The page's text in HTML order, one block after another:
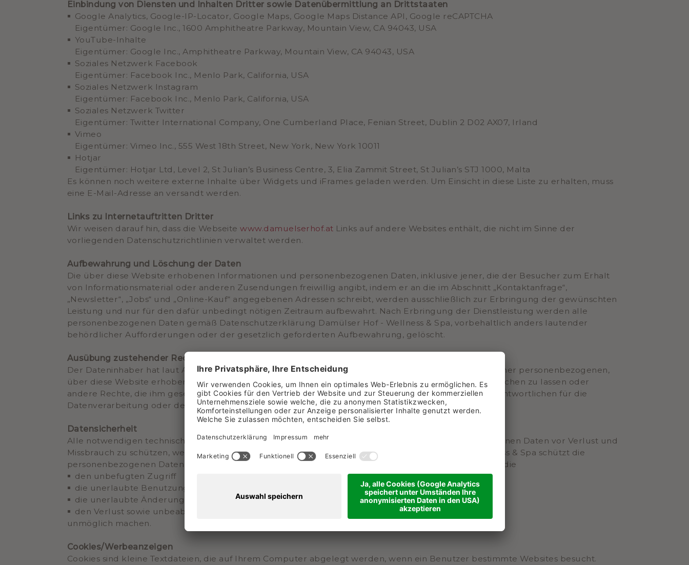
Einbindung von Diensten und Inhalten Dritter sowie Datenübermittlung an Drittstaaten
Google Analytics, Google-IP-Locator, Google Maps, Google Maps Distance API, Google reCAPTCHA
Eigentümer: Google Inc., 1600 Amphitheatre Parkway, Mountain View, CA 94043, USA
YouTube-Inhalte
Eigentümer: Google Inc., Amphitheatre Parkway, Mountain View, CA 94043, USA
Soziales Netzwerk Facebook
Eigentümer: Facebook Inc., Menlo Park, California, USA
Soziales Netzwerk Instagram
Eigentümer: Facebook Inc., Menlo Park, California, USA
Soziales Netzwerk Twitter
Eigentümer: Twitter International Company, One Cumberland Place, Fenian Street, Dublin 2 D02 AX07, Irland
Vimeo
Eigentümer: Vimeo Inc., 555 West 18th Street, New York, New York 10011
Hotjar
Eigentümer: Hotjar Ltd, Level 2, St Julian’s Business Centre, 3, Elia Zammit Street, St Julian’s STJ 1000, Malta
Es können noch weitere externe Inhalte über Widgets und iFrames geladen werden. Um Einsicht in diese Liste zu erhalten, muss
eine E-Mail-Adresse an versandt werden.
Links zu Internetauftritten Dritter
Wir weisen darauf hin, dass die Webseitewww.damuelserhof.at Links auf andere Websites enthält, die nicht im Sinne der
vorliegenden Datenschutzrichtlinien verwaltet werden.
Aufbewahrung und Löschung der Daten
Die über diese Website erhobenen Informationen und personenbezogenen Daten, inklusive jener, die der Besucher zum Erhalt
von Informationsmaterial oder anderen Zusendungen freiwillig angibt, indem er an die im Abschnitt „Kontaktanfrage“,
„Newsletter“, „Jobs“ und „Online-Kauf“ angegebenen Adressen schreibt, werden ausschließlich zur Erbringung der gewünschten
Leistung und nur für den dafür unbedingt nötigen Zeitraum aufbewahrt. Nach Erbringung der Dienstleistung werden alle
personenbezogenen Daten gemäß Datenschutzerklärung Damülser Hof - Wellness & Spa, vorbehaltlich anders lautender
behördlicher Aufforderungen oder der gesetzlich geforderten Aufbewahrung, gelöscht.
Ausübung zustehender Rechte
Der Dateninhaber hat laut Art. 15 der DSGVO 2016/679 zu jeder Zeit das Recht, Auskunft zum Inhalt seiner personenbezogenen,
über diese Website erhobenen Daten zu erhalten, diese eventuell richtig stellen, aktualisieren oder löschen zu lassen oder
andere Rechte, die ihm gesetzlich zuerkannt sind, geltend zu machen. Dazu ist es notwendig, den Verantwortlichen für die
Datenverarbeitung oder den Datenschutzbeauftragten über die E-Mail zu kontaktieren.
Datensicherheit
Alle notwendigen technischen und organisatorischen Sicherheitsmaßnahmen, um die personenbezogenen Daten vor Verlust und
Missbrauch zu schützen, werden von Damülser Hof - Wellness & Spa getroffen. Damülser Hof - Wellness & Spa schützt die
personenbezogenen Daten über international anerkannte Sicherheitsstandards sowie über Verfahren, die
den unbefugten Zugriff
die unerlaubte Benutzung und Verbreitung
die unerlaubte Änderung
den Verlust sowie unbeabsichtigtes oder rechtswidriges Zerstören
unmöglich machen.
Cookies/Werbeanzeigen
Cookies sind kleine Textdateien, die auf Ihrem Computer abgelegt werden, wenn ein Benutzer bestimmte Websites besucht.